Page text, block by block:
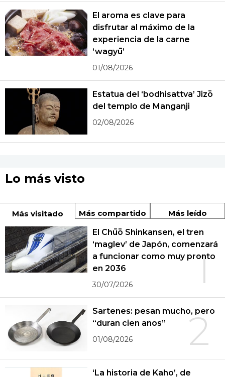
El aroma es clave para
disfrutar al máximo de la
experiencia de la carne
‘wagyū’
01/08/2026
Estatua del ‘bodhisattva’ Jizō
del templo de Manganji
02/08/2026
Lo más visto
Más visitado Más compartido Más leído
1
El Chūō Shinkansen, el tren
‘maglev’ de Japón, comenzará
a funcionar como muy pronto
en 2036
30/07/2026
2
Sartenes: pesan mucho, pero
“duran cien años”
01/08/2026
‘La historia de Kaho’, de